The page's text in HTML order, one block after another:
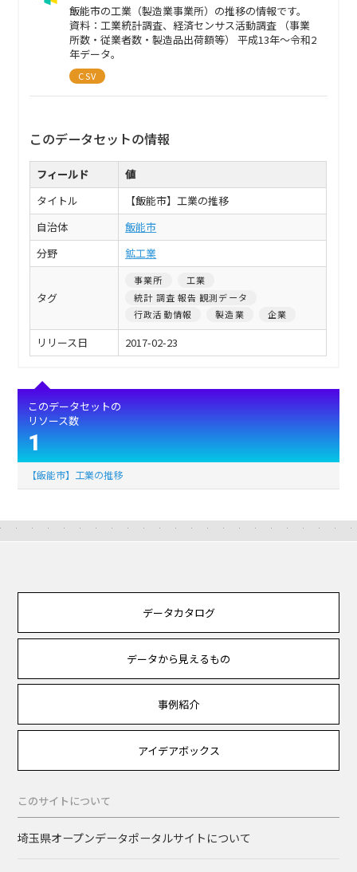
飯能市の工業（製造業事業所）の推移の情報です。
資料：工業統計調査、経済センサス活動調査 （事業
所数・従業者数・製造品出荷額等） 平成13年～令和2
年データ。
CSV
このデータセットの情報
フィールド
値
タイトル
【飯能市】工業の推移
自治体
飯能市
分野
鉱工業
タグ
事業所
工業
統計 調査 報告 観測データ
行政活動情報
製造業 企業
リリース日 2017-02-23
このデータセットの
リソース数
1
【飯能市】工業の推移
データカタログ
データから見えるもの
事例紹介
アイデアボックス
このサイトについて
埼玉県オープンデータポータルサイトについて